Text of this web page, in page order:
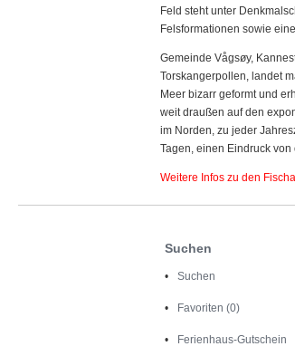
Feld steht unter
Felsformationen sowie
Gemeinde Vågsøy,
Torskangerpollen, landet
Meer bizarr geformt und
weit draußen auf den
im Norden, zu jeder
Tagen, einen Eindruck von
Weitere Infos zu den
Suchen
Suchen
Favoriten (0)
Ferienhaus-Gutschein